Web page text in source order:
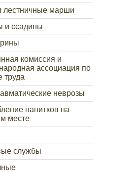
лестничные марши
и ссадины
комиссия и
ассоциация по
труда
неврозы
напитков на
месте
службы